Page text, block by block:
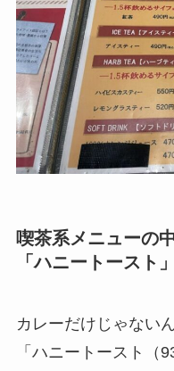
喫茶系メニューの
「ハニートースト」
カレーだけじゃない
「ハニートースト（